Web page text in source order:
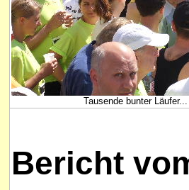
Tausende bunter Läufer...
Bericht